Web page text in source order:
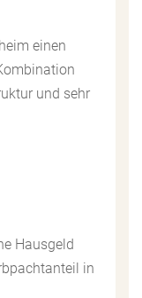
einen
und sehr
Hausgeld
in